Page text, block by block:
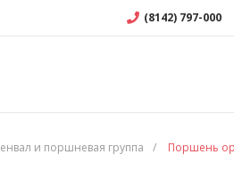
(8142) 797-000
и поршневая группа / Поршень